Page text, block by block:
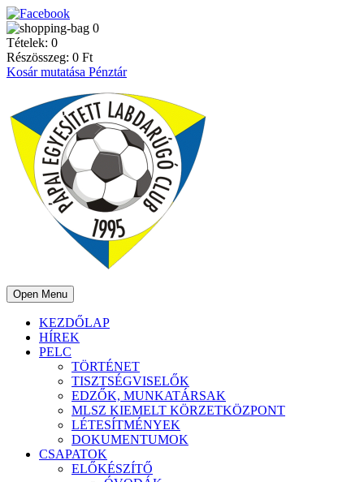
0
Tételek: 0
Részösszeg: 0 Ft
Kosár mutatása Pénztár
Open Menu
KEZDŐLAP
HÍREK
PELC
TÖRTÉNET
TISZTSÉGVISELŐK
EDZŐK, MUNKATÁRSAK
MLSZ KIEMELT KÖRZETKÖZPONT
LÉTESÍTMÉNYEK
DOKUMENTUMOK
CSAPATOK
ELŐKÉSZÍTŐ